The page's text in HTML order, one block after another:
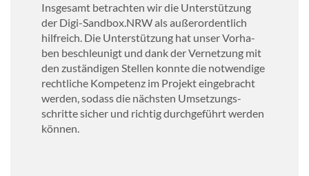
Ins­ge­samt be­trach­ten wir die Un­ter­stüt­zung
der Digi-​Sandbox.NRW als au­ßer­or­dent­lich
hilf­reich. Die Un­ter­stüt­zung hat unser Vor­ha­
ben be­schleu­nigt und dank der Ver­net­zung mit
den zu­stän­di­gen Stel­len konn­te die not­wen­di­ge
recht­li­che Kom­pe­tenz im Pro­jekt ein­ge­bracht
wer­den, so­dass die nächs­ten Um­set­zungs­
schrit­te si­cher und rich­tig durch­ge­führt wer­den
kön­nen.